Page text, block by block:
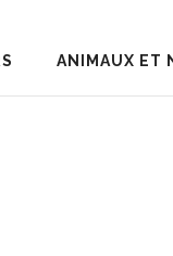
ANIMAUX ET